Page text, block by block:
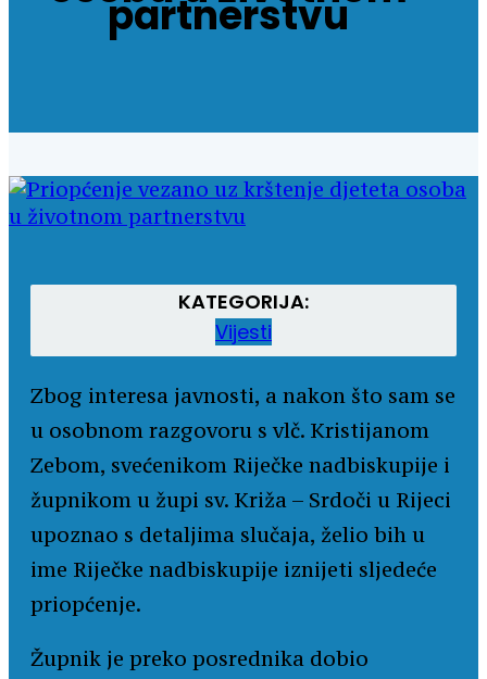
partnerstvu
KATEGORIJA:
Vijesti
Zbog interesa javnosti, a nakon što sam se
u osobnom razgovoru s vlč. Kristijanom
Zebom, svećenikom Riječke nadbiskupije i
župnikom u župi sv. Križa – Srdoči u Rijeci
upoznao s detaljima slučaja, želio bih u
ime Riječke nadbiskupije iznijeti sljedeće
priopćenje.
Župnik je preko posrednika dobio